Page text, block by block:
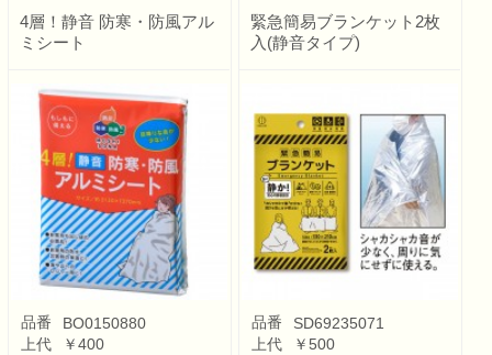
4層！静音 防寒・防風アル
ミシート
品番
BO0150880
上代
￥400
緊急簡易ブランケット2枚
入(静音タイプ)
品番
SD69235071
上代
￥500